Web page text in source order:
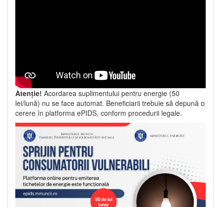
Atenție! Acordarea suplimentului pentru energie (50
lei/lună) nu se face automat. Beneficiarii trebuie să depună o
cerere în platforma ePIDS, conform procedurii legale.